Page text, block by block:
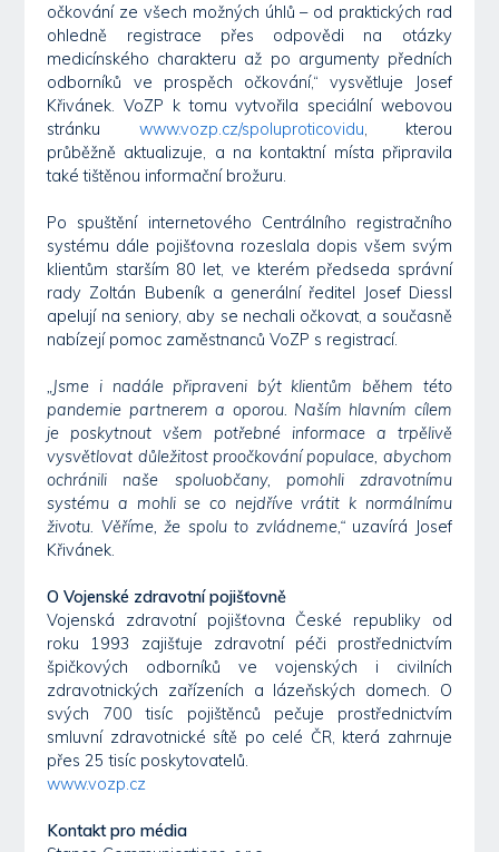
očkování ze všech možných úhlů – od praktických rad
ohledně registrace přes odpovědi na otázky
medicínského charakteru až po argumenty předních
odborníků ve prospěch očkování,“ vysvětluje Josef
Křivánek. VoZP k tomu vytvořila speciální webovou
stránku www.vozp.cz/spoluproticovidu , kterou
průběžně aktualizuje, a na kontaktní místa připravila
také tištěnou informační brožuru.
Po spuštění internetového Centrálního registračního
systému dále pojišťovna rozeslala dopis všem svým
klientům starším 80 let, ve kterém předseda správní
rady Zoltán Bubeník a generální ředitel Josef Diessl
apelují na seniory, aby se nechali očkovat, a současně
nabízejí pomoc zaměstnanců VoZP s registrací.
„Jsme i nadále připraveni být klientům během této
pandemie partnerem a oporou. Naším hlavním cílem
je poskytnout všem potřebné informace a trpělivě
vysvětlovat důležitost proočkování populace, abychom
ochránili naše spoluobčany, pomohli zdravotnímu
systému a mohli se co nejdříve vrátit k normálnímu
životu. Věříme, že spolu to zvládneme,“uzavírá Josef
Křivánek.
O Vojenské zdravotní pojišťovně
Vojenská zdravotní pojišťovna České republiky od
roku 1993 zajišťuje zdravotní péči prostřednictvím
špičkových odborníků ve vojenských i civilních
zdravotnických zařízeních a lázeňských domech. O
svých 700 tisíc pojištěnců pečuje prostřednictvím
smluvní zdravotnické sítě po celé ČR, která zahrnuje
přes 25 tisíc poskytovatelů.
www.vozp.cz
Kontakt pro média